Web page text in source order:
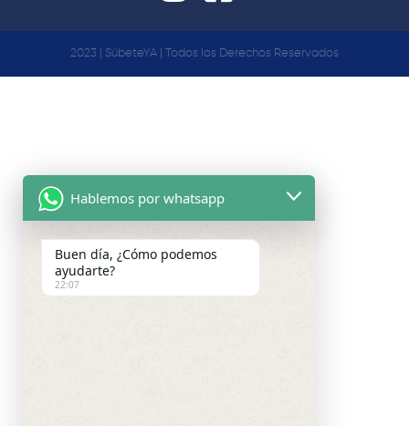
2023 | SúbeteYA | Todos los Derechos Reservados
Hablemos por whatsapp
Buen día, ¿Cómo podemos
ayudarte?
22:07